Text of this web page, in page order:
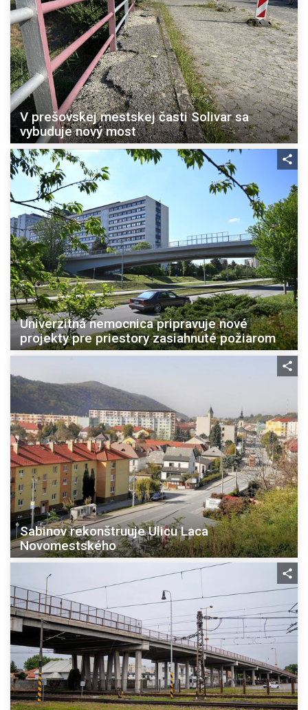
V prešovskej mestskej časti Solivar sa
vybuduje nový most
Univerzitná nemocnica pripravuje nové
projekty pre priestory zasiahnuté požiarom
Sabinov rekonštruuje Ulicu Laca
Novomestského